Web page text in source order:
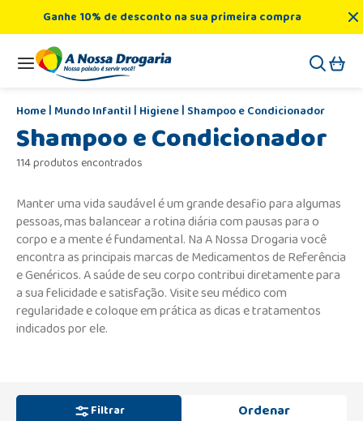
Ganhe 10% de desconto na sua primeira compra
Mundo Infantil Higiene Shampoo e Condicionador
Shampoo e Condicionador
114 produtos encontrados
Manter uma vida saudável é um grande desafio para algumas
pessoas, mas balancear a rotina diária com pausas para o
corpo e a mente é fundamental. Na A Nossa Drogaria você
encontra as principais marcas de Medicamentos de Referência
e Genéricos. A saúde de seu corpo contribui diretamente para
a sua felicidade e satisfação. Visite seu médico com
regularidade e coloque em prática as dicas e tratamentos
indicados por ele.
Filtrar